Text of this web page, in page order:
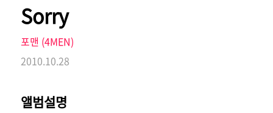
Sorry
포맨 (4MEN)
2010.10.28
앨범설명